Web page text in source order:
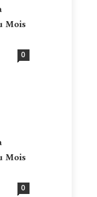
Mois
0
Mois
0